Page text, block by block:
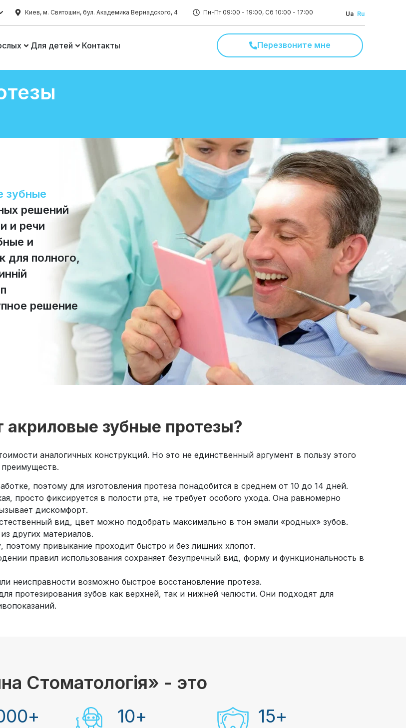
Киев, м. Святошин, бул. Академика Вернадского, 4 Пн-Пт 09:00 - 19:00, Сб 10:00 - 17:00 Ua Ru
Для детей Контакты Перезвоните мне
зубные
решений
и речи
и
для полного,
решение
зубные протезы?
аналогичных конструкций. Но это не единственный аргумент в пользу этого
преимуществ.
поэтому для изготовления протеза понадобится в среднем от 10 до 14 дней.
просто фиксируется в полости рта, не требует особого ухода. Она равномерно
дискомфорт.
вид, цвет можно подобрать максимально в тон эмали «родных» зубов.
других материалов.
привыкание проходит быстро и без лишних хлопот.
правил использования сохраняет безупречный вид, форму и функциональность в
неисправности возможно быстрое восстановление протеза.
протезирования зубов как верхней, так и нижней челюсти. Они подходят для
Стоматологія» - это
+ 10+ 15+